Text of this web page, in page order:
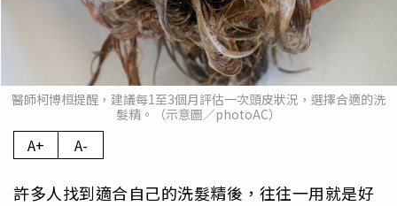
醫師柯博桓提醒，建議每1至3個月評估一次頭皮狀況，選擇合適的洗
髮精。（示意圖／photoAC）
A+ A-
許多人找到適合自己的洗髮精後，往往一用就是好